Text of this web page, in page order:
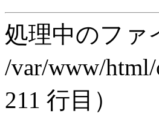
処理中のファ
/var/www/
211 行目）